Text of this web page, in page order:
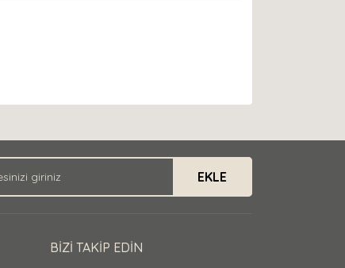
EKLE
BİZİ TAKİP EDİN